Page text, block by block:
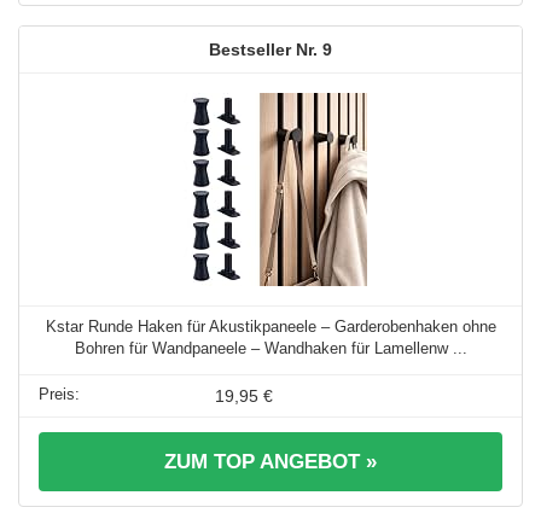
9
Kstar Runde Haken für Akustikpaneele – Garderobenhaken ohne
Bohren für Wandpaneele – Wandhaken für Lamellenw ...
19,95 €
ZUM TOP ANGEBOT »